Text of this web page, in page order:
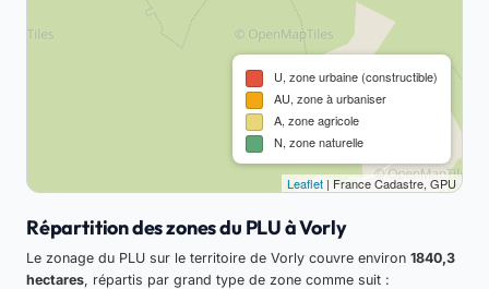
U, zone urbaine (constructible)
AU, zone à urbaniser
A, zone agricole
N, zone naturelle
Leaflet | France Cadastre, GPU
Répartition des zones du PLU à Vorly
Le zonage du PLU sur le territoire de Vorly couvre environ 1840,3
hectares , répartis par grand type de zone comme suit :